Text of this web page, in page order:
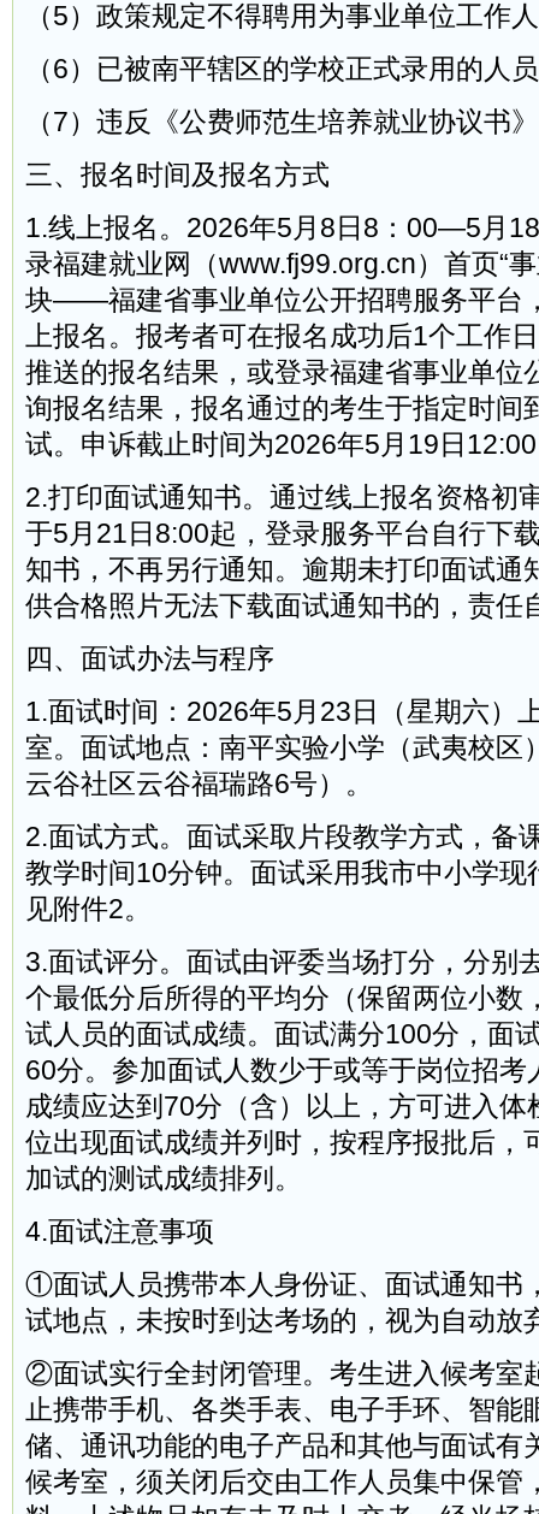
（5）政策规定不得聘用为事业单位工作
（6）已被南平辖区的学校正式录用的人
（7）违反《公费师范生培养就业协议书
三、报名时间及报名方式
1.线上报名。2026年5月8日8：00—5月
录福建就业网（www.fj99.org.cn）首页“
块——福建省事业单位公开招聘服务平台
上报名。报考者可在报名成功后1个工作
推送的报名结果，或登录福建省事业单位
询报名结果，报名通过的考生于指定时间
试。申诉截止时间为2026年5月19日
2.打印面试通知书。通过线上报名资格初
于5月21日8:00起，登录服务平台自行下
知书，不再另行通知。逾期未打印面试通
供合格照片无法下载面试通知书的，责任
四、面试办法与程序
1.面试时间：2026年5月23日（星期六）
室。面试地点：南平实验小学（武夷校区
云谷社区云谷福瑞路6号）。
2.面试方式。面试采取片段教学方式，备
教学时间10分钟。面试采用我市中小学现
见附件2。
3.面试评分。面试由评委当场打分，分别
个最低分后所得的平均分（保留两位小数
试人员的面试成绩。面试满分100分，面
60分。参加面试人数少于或等于岗位招考
成绩应达到70分（含）以上，方可进入体
位出现面试成绩并列时，按程序报批后，
加试的测试成绩排列。
4.面试注意事项
①面试人员携带本人身份证、面试通知书
试地点，未按时到达考场的，视为自动放
②面试实行全封闭管理。考生进入候考室
止携带手机、各类手表、电子手环、智能
储、通讯功能的电子产品和其他与面试有
候考室，须关闭后交由工作人员集中保管